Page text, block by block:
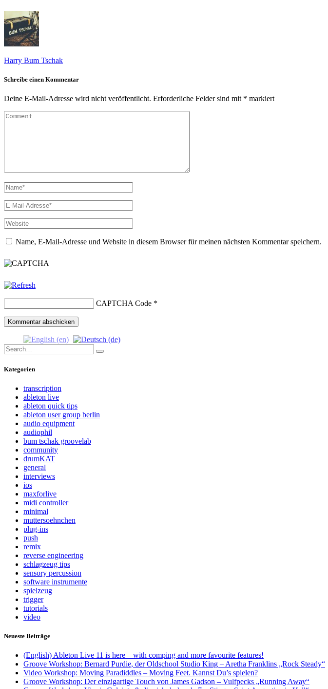
Harry Bum Tschak
Schreibe einen Kommentar
Deine E-Mail-Adresse wird nicht veröffentlicht. Erforderliche Felder sind mit * markiert
Name, E-Mail-Adresse und Website in diesem Browser für meinen nächsten Kommentar speichern.
CAPTCHA Code *
Search
for:
Search
Kategorien
transcription
ableton live
ableton quick tips
ableton user group berlin
audio equipment
audiophil
bum tschak groovelab
community
drumKAT
general
interviews
ios
maxforlive
midi controller
minimal
muttersoehnchen
plug-ins
push
remix
reverse engineering
schlagzeug tips
sensory percussion
software instrumente
spielzeug
trigger
tutorials
video
Neueste Beiträge
(English) Ableton Live 11 is here – with comping and more favourite features!
Groove Workshop: Bernard Purdie, der Oldschool Studio King – Aretha Franklins „Rock Steady“
Video Workshop: Moving Paradiddles – Moving Feet. Kannst Du’s spielen?
Groove Workshop: Der einzigartige Touch von James Gadson – Vulfpecks „Running Away“